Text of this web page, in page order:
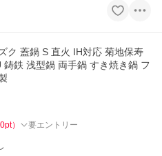
ク 蓋鍋 S 直火 IH対応 菊地保寿
鋳鉄 浅型鍋 両手鍋 すき焼き鍋 フ
pt） 要エントリー